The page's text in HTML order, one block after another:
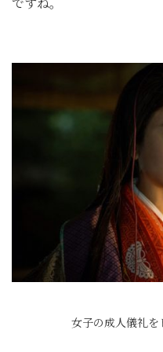
女子の成人儀礼